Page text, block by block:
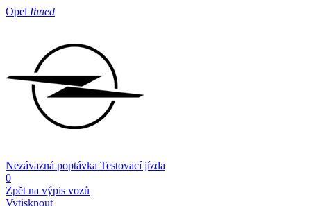
Opel Ihned
Nezávazná poptávka Testovací jízda
0
Zpět na výpis vozů
Vytisknout